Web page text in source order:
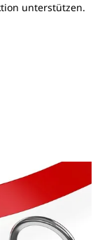
unterstützen.